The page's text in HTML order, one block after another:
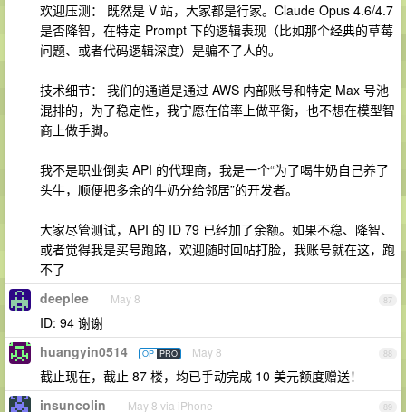
欢迎压测： 既然是 V 站，大家都是行家。Claude Opus 4.6/4.7
是否降智，在特定 Prompt 下的逻辑表现（比如那个经典的草莓
问题、或者代码逻辑深度）是骗不了人的。
技术细节： 我们的通道是通过 AWS 内部账号和特定 Max 号池
混排的，为了稳定性，我宁愿在倍率上做平衡，也不想在模型智
商上做手脚。
我不是职业倒卖 API 的代理商，我是一个“为了喝牛奶自己养了
头牛，顺便把多余的牛奶分给邻居”的开发者。
大家尽管测试，API 的 ID 79 已经加了余额。如果不稳、降智、
或者觉得我是买号跑路，欢迎随时回帖打脸，我账号就在这，跑
不了
87
deeplee May 8
ID: 94 谢谢
88
huangyin0514 OP PRO May 8
截止现在，截止 87 楼，均已手动完成 10 美元额度赠送！
89
insuncolin May 8 via iPhone